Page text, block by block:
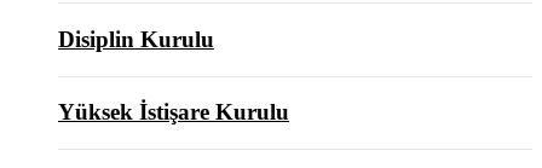
Disiplin Kurulu
Yüksek İstişare Kurulu